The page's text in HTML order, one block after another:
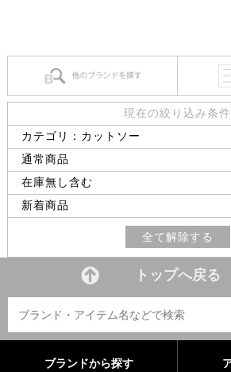
現在の絞り込み条件
カテゴリ：カットソー
通常商品
在庫無し含む
新着商品
全て解除する
トップへ戻る
ブランドから探す